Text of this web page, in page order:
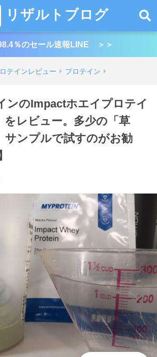
リザルトブログ
％のセール速報LINE ＞＞
テインレビュー プロテイン
ンのImpactホエイプロテイ
をレビュー。多少の「草
サンプルで試すのがお勧